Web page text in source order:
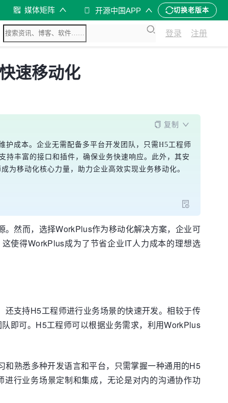
媒体矩阵 开源中国APP 切换老版本
登录 注册
速移动化
复制
成本。企业无需配备多平台开发团队，只需H5工程师
持丰富的接口和插件，确保业务快速响应。此外，其安
为移动化核心力量，助力企业高效实现业务移动化。
然而，选择WorkPlus作为移动化解决方案，企业可
使得WorkPlus成为了节省企业IT人力成本的理想选
支持H5工程师进行业务场景的快速开发。相较于传
即可。H5工程师可以根据业务需求，利用WorkPlus
熟悉多种开发语言和平台，只需掌握一种通用的H5
行业务场景定制和集成，无论是对内的沟通协作功